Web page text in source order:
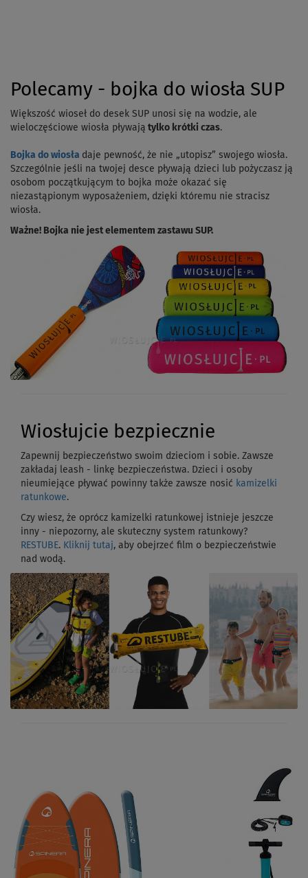
Polecamy - bojka do wiosła SUP
Większość wioseł do desek SUP unosi się na wodzie, ale
wieloczęściowe wiosła pływają tylko krótki czas.
Bojka do wiosła daje pewność, że nie „utopisz” swojego wiosła.
Szczególnie jeśli na twojej desce pływają dzieci lub pożyczasz ją
osobom początkującym to bojka może okazać się
niezastąpionym wyposażeniem, dzięki któremu nie stracisz
wiosła.
Ważne! Bojka nie jest elementem zastawu SUP.
Wiosłujcie bezpiecznie
Zapewnij bezpieczeństwo swoim dzieciom i sobie. Zawsze
zakładaj leash - linkę bezpieczeństwa. Dzieci i osoby
nieumiejące pływać powinny także zawsze nosić kamizelki
ratunkowe.
Czy wiesz, że oprócz kamizelki ratunkowej istnieje jeszcze
inny - niepozorny, ale skuteczny system ratunkowy?
RESTUBE. Kliknij tutaj, aby obejrzeć film o bezpieczeństwie
nad wodą.